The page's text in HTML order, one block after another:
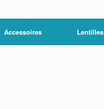
Accessoires Lentilles